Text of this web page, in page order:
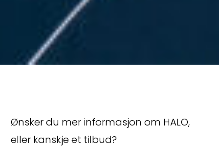
Ønsker du mer informasjon om HALO,
eller kanskje et tilbud?